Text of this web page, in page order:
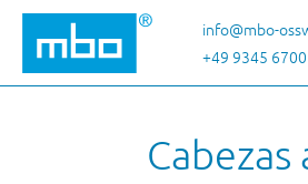
al contenido principal
Saltar a la búsqueda
Saltar a la navegación principal
info@mbo-
+49 9345 6700